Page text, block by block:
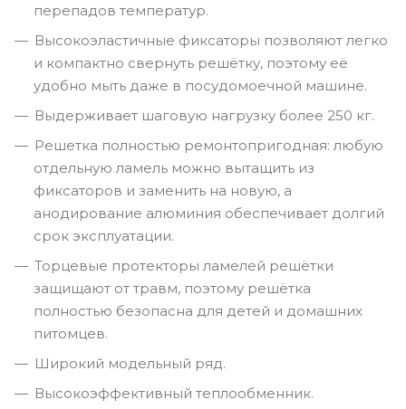
перепадов температур.
Высокоэластичные фиксаторы позволяют легко
и компактно свернуть решётку, поэтому её
удобно мыть даже в посудомоечной машине.
Выдерживает шаговую нагрузку более 250 кг.
Решетка полностью ремонтопригодная: любую
отдельную ламель можно вытащить из
фиксаторов и заменить на новую, а
анодирование алюминия обеспечивает долгий
срок эксплуатации.
Торцевые протекторы ламелей решётки
защищают от травм, поэтому решётка
полностью безопасна для детей и домашних
питомцев.
Широкий модельный ряд.
Высокоэффективный теплообменник.